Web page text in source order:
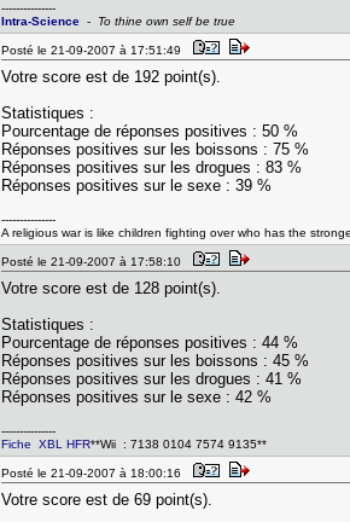
---------------
Intra-Science - To thine own self be true
Posté le 21-09-2007 à 17:51:49
Votre score est de 192 point(s).
Statistiques :
Pourcentage de réponses positives : 50 %
Réponses positives sur les boissons : 75 %
Réponses positives sur les drogues : 83 %
Réponses positives sur le sexe : 39 %
---------------
A religious war is like children fighting over who has the
Posté le 21-09-2007 à 17:58:10
Votre score est de 128 point(s).
Statistiques :
Pourcentage de réponses positives : 44 %
Réponses positives sur les boissons : 45 %
Réponses positives sur les drogues : 41 %
Réponses positives sur le sexe : 42 %
---------------
Fiche XBL HFR**Wii : 7138 0104 7574 9135**
Posté le 21-09-2007 à 18:00:16
Votre score est de 69 point(s).